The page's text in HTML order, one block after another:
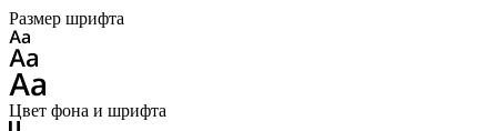
Размер шрифта
Цвет фона и шрифта